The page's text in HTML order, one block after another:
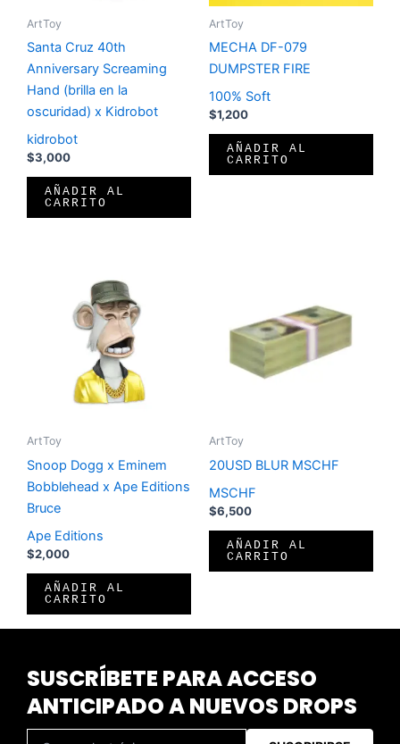
ArtToy
Santa Cruz 40th
Anniversary Screaming
Hand (brilla en la
oscuridad) x Kidrobot
kidrobot
$3,000
AÑADIR AL
CARRITO
ArtToy
MECHA DF-079
DUMPSTER FIRE
100% Soft
$1,200
AÑADIR AL
CARRITO
ArtToy
Snoop Dogg x Eminem
Bobblehead x Ape Editions
Bruce
Ape Editions
$2,000
AÑADIR AL
CARRITO
ArtToy
20USD BLUR MSCHF
MSCHF
$6,500
AÑADIR AL
CARRITO
SUSCRÍBETE PARA ACCESO
ANTICIPADO A NUEVOS DROPS